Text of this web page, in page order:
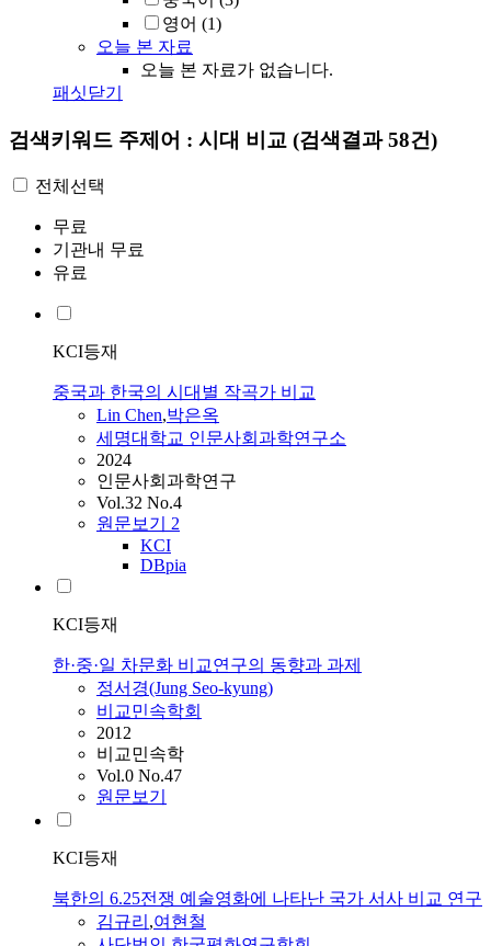
영어 (1)
오늘 본 자료
오늘 본 자료가 없습니다.
패싯닫기
검색키워드 주제어 : 시대 비교 (검색결과 58건)
전체선택
무료
기관내 무료
유료
KCI등재
중국과 한국의 시대별 작곡가 비교
Lin Chen,박은옥
세명대학교 인문사회과학연구소
2024
인문사회과학연구
Vol.32 No.4
원문보기 2
KCI
DBpia
KCI등재
한·중·일 차문화 비교연구의 동향과 과제
정서경(Jung Seo-kyung)
비교민속학회
2012
비교민속학
Vol.0 No.47
원문보기
KCI등재
북한의 6.25전쟁 예술영화에 나타난 국가 서사 비교 연구
김규리 ,여현철